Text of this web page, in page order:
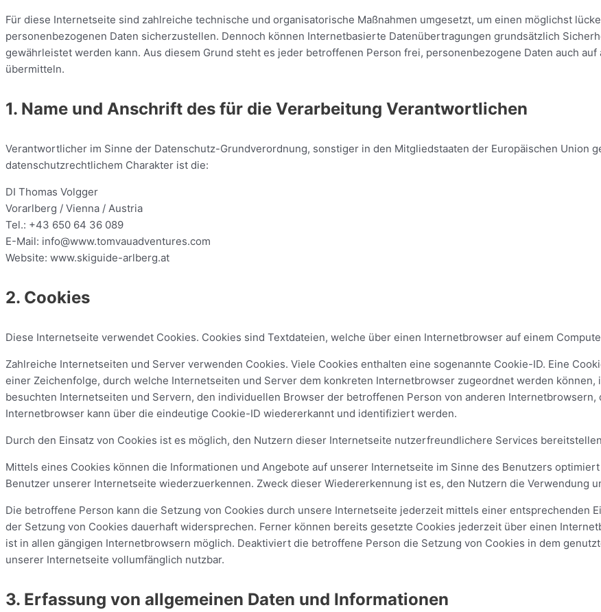
Für diese Internetseite sind zahlreiche technische und organisatorische Maßnahmen umgesetzt, um einen möglichst
personenbezogenen Daten sicherzustellen. Dennoch können Internetbasierte Datenübertragungen grundsätzlich
gewährleistet werden kann. Aus diesem Grund steht es jeder betroffenen Person frei, personenbezogene Daten auch
übermitteln.
1. Name und Anschrift des für die Verarbeitung Verantwortlichen
Verantwortlicher im Sinne der Datenschutz-Grundverordnung, sonstiger in den Mitgliedstaaten der Europäischen Union
datenschutzrechtlichem Charakter ist die:
DI Thomas Volgger
Vorarlberg / Vienna / Austria
Tel.: +43 650 64 36 089
E-Mail: info@www.tomvauadventures.com
Website: www.skiguide-arlberg.at
2. Cookies
Diese Internetseite verwendet Cookies. Cookies sind Textdateien, welche über einen Internetbrowser auf einem
Zahlreiche Internetseiten und Server verwenden Cookies. Viele Cookies enthalten eine sogenannte Cookie-ID. Eine
einer Zeichenfolge, durch welche Internetseiten und Server dem konkreten Internetbrowser zugeordnet werden
besuchten Internetseiten und Servern, den individuellen Browser der betroffenen Person von anderen
Internetbrowser kann über die eindeutige Cookie-ID wiedererkannt und identifiziert werden.
Durch den Einsatz von Cookies ist es möglich, den Nutzern dieser Internetseite nutzerfreundlichere Services
Mittels eines Cookies können die Informationen und Angebote auf unserer Internetseite im Sinne des Benutzers
Benutzer unserer Internetseite wiederzuerkennen. Zweck dieser Wiedererkennung ist es, den Nutzern die Verwendung
Die betroffene Person kann die Setzung von Cookies durch unsere Internetseite jederzeit mittels einer entsprechenden
der Setzung von Cookies dauerhaft widersprechen. Ferner können bereits gesetzte Cookies jederzeit über einen
ist in allen gängigen Internetbrowsern möglich. Deaktiviert die betroffene Person die Setzung von Cookies in dem
unserer Internetseite vollumfänglich nutzbar.
3. Erfassung von allgemeinen Daten und Informationen